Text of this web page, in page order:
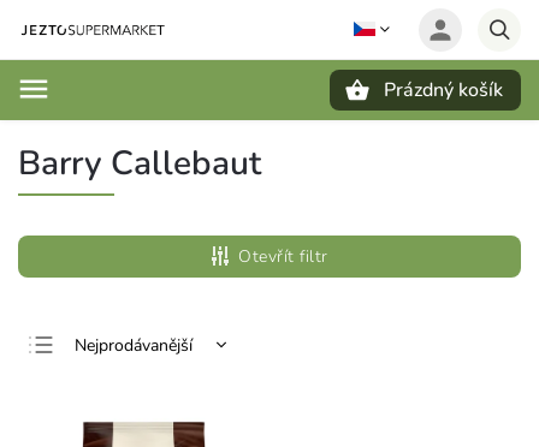
Prázdný košík
Barry Callebaut
Otevřít filtr
Nejprodávanější
Nejdražší